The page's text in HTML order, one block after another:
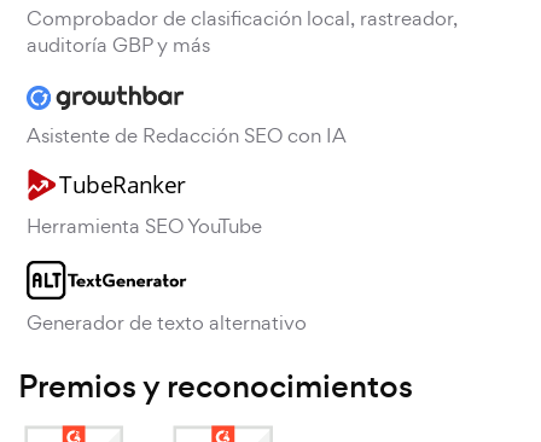
Comprobador de clasificación local, rastreador,
auditoría GBP y más
Asistente de Redacción SEO con IA
Herramienta SEO YouTube
Generador de texto alternativo
Premios y reconocimientos